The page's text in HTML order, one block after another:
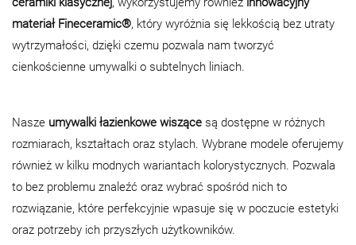
materiał Fineceramic®, który wyróżnia się lekkością bez utraty
wytrzymałości, dzięki czemu pozwala nam tworzyć
cienkościenne umywalki o subtelnych liniach.
Nasze umywalki łazienkowe wiszące są dostępne w różnych
rozmiarach, kształtach oraz stylach. Wybrane modele oferujemy
również w kilku modnych wariantach kolorystycznych. Pozwala
to bez problemu znaleźć oraz wybrać spośród nich to
rozwiązanie, które perfekcyjnie wpasuje się w poczucie estetyki
oraz potrzeby ich przyszłych użytkowników.